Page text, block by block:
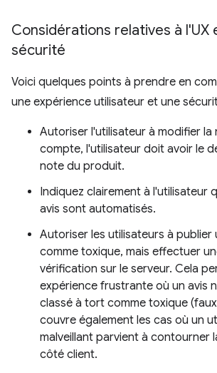
Considérations relatives à l'UX
sécurité
Voici quelques points à prendre en
une expérience utilisateur et une
Autoriser l'utilisateur à modifier la
compte, l'utilisateur doit avoir le
note du produit.
Indiquez clairement à l'utilisateur
avis sont automatisés.
Autoriser les utilisateurs à publier
comme toxique, mais effectuer
vérification sur le serveur. Cela
expérience frustrante où un avis
classé à tort comme toxique
couvre également les cas où un
malveillant parvient à contourner
côté client.